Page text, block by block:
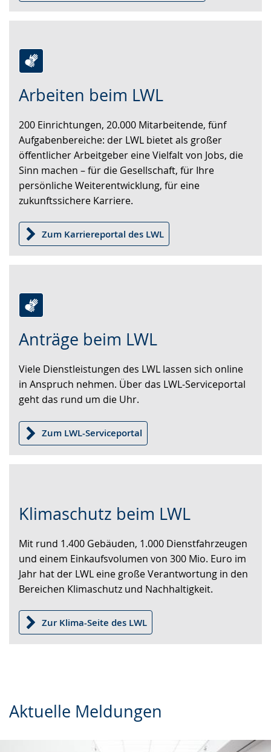
Arbeiten beim LWL
Leichten
wechseln.
Audio-
Video
Deutscher
Gebärdensprache
wird
angezeigt.
200 Einrichtungen, 20.000 Mitarbeitende, fünf
Aufgabenbereiche: der LWL bietet als großer
öffentlicher Arbeitgeber eine Vielfalt von Jobs, die
Sinn machen – für die Gesellschaft, für Ihre
persönliche Weiterentwicklung, für eine
zukunftssichere Karriere.
Zum Karriereportal des LWL
Anträge beim LWL
Leichten
wechseln.
Audio-
Video
Deutscher
Gebärdensprache
wird
Viele Dienstleistungen des LWL lassen sich online
in Anspruch nehmen. Über das LWL-Serviceportal
geht das rund um die Uhr.
Zum LWL-Serviceportal
Klimaschutz beim LWL
Leichten
wechseln.
Audio-
Video
Deutscher
Gebärdensprache
wird
angezeigt.
Mit rund 1.400 Gebäuden, 1.000 Dienstfahrzeugen
und einem Einkaufsvolumen von 300 Mio. Euro im
Jahr hat der LWL eine große Verantwortung in den
Bereichen Klimaschutz und Nachhaltigkeit.
Zur Klima-Seite des LWL
Aktuelle Meldungen